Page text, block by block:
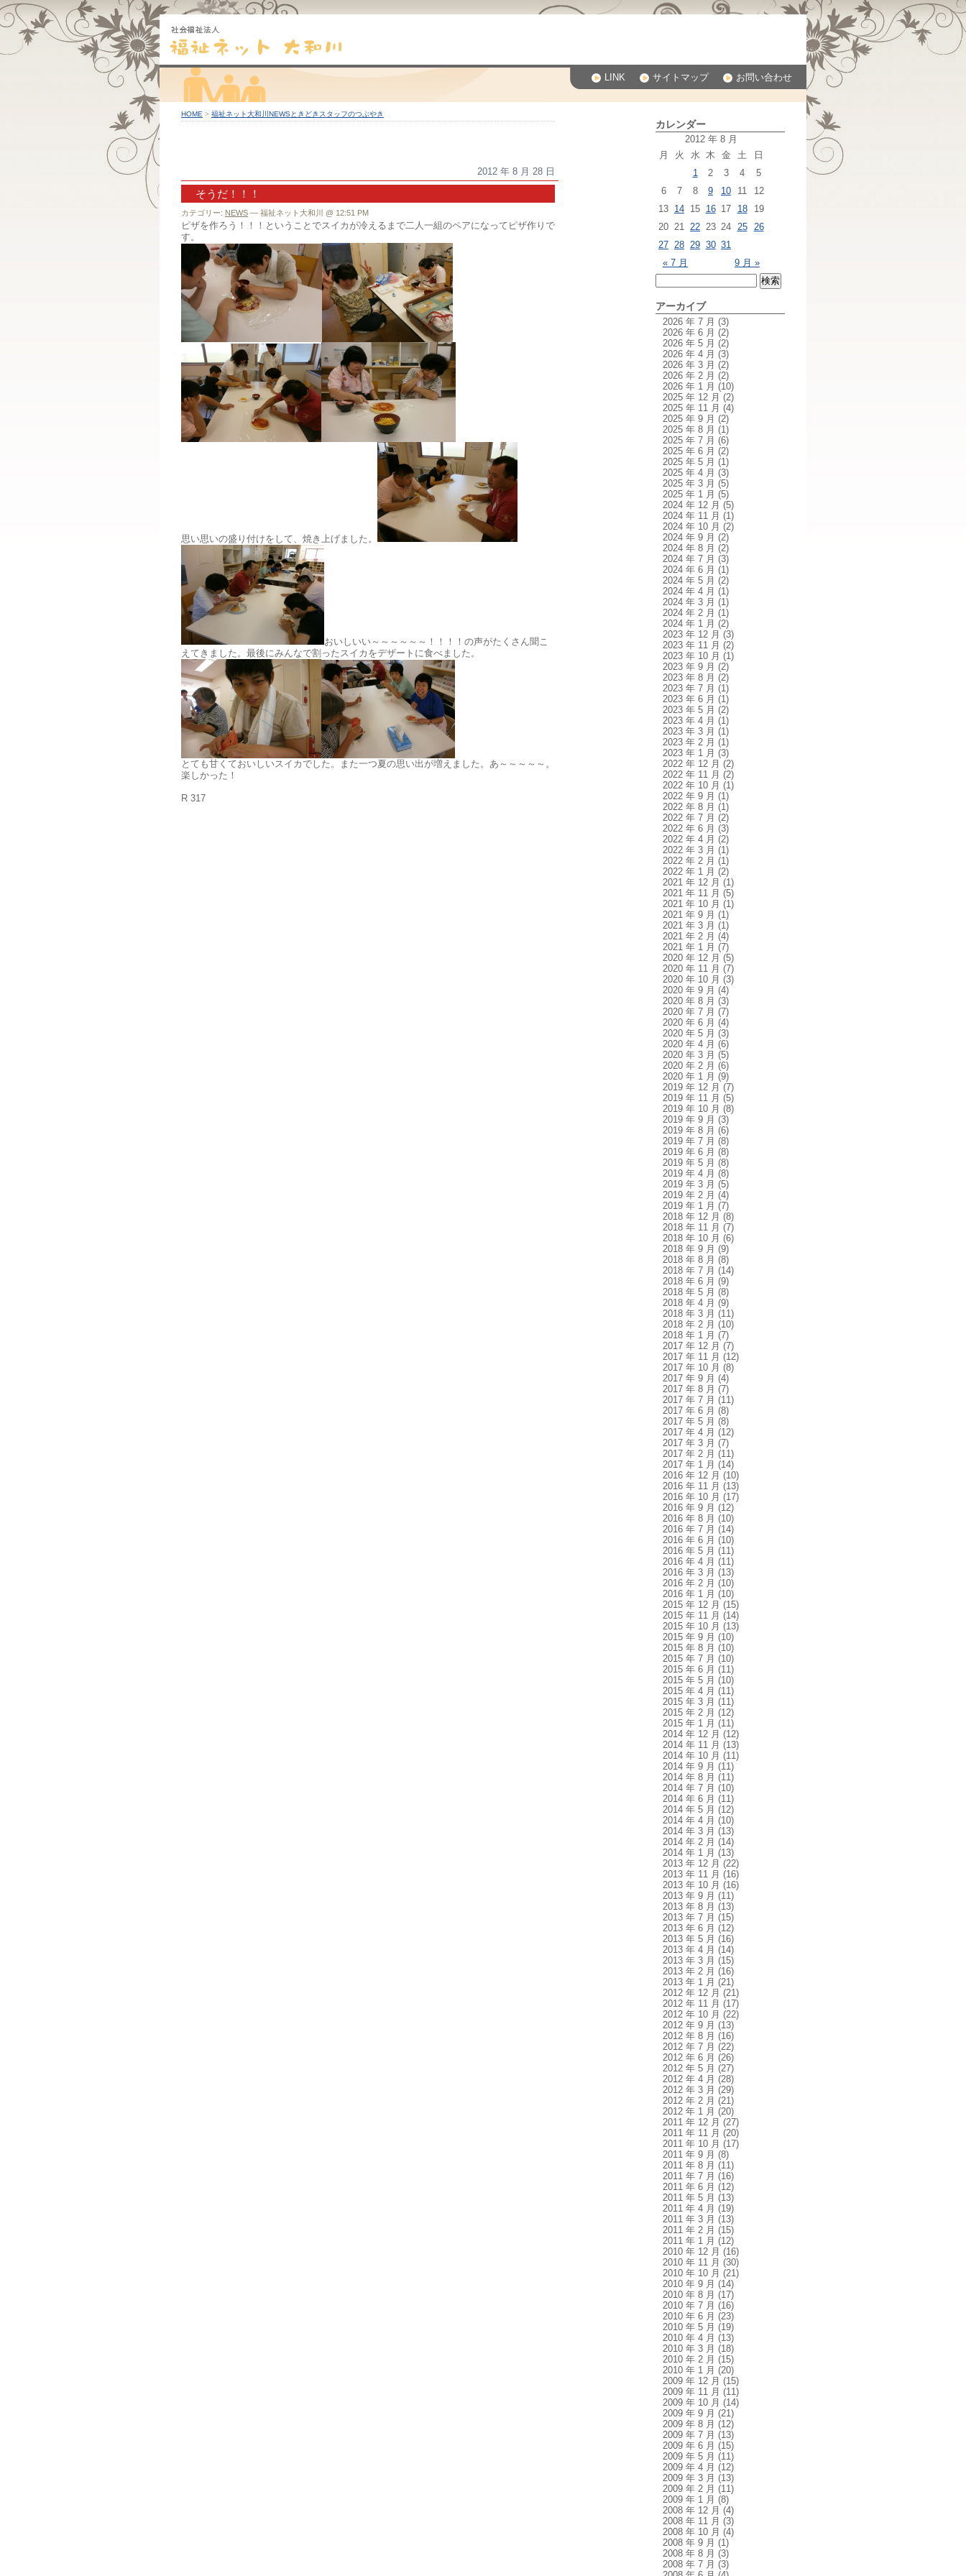
LINK サイトマップ お問い合わせ
HOME > 福祉ネット大和川NEWSときどきスタッフのつぶやき
2012 年 8 月 28 日
そうだ！！！
カテゴリー: NEWS — 福祉ネット大和川 @ 12:51 PM
ピザを作ろう！！！ということでスイカが冷えるまで二人一組のペアになってピザ作りで
す。
思い思いの盛り付けをして、焼き上げました。
おいしいい～～～～～～！！！！の声がたくさん聞こ
えてきました。最後にみんなで割ったスイカをデザートに食べました。
とても甘くておいしいスイカでした。また一つ夏の思い出が増えました。あ～～～～～。
楽しかった！
R 317
カレンダー
2012 年 8 月
月
火 水 木 金 土 日
« 7 月 9 月 »
1 2 3 4
5
6
7 8 9 10 11
12
13 14 15 16 17 18
19
20 21 22 23 24 25
26
27 28 29 30 31
アーカイブ
2026 年 7 月 (3)
2026 年 6 月 (2)
2026 年 5 月 (2)
2026 年 4 月 (3)
2026 年 3 月 (2)
2026 年 2 月 (2)
2026 年 1 月 (10)
2025 年 12 月 (2)
2025 年 11 月 (4)
2025 年 9 月 (2)
2025 年 8 月 (1)
2025 年 7 月 (6)
2025 年 6 月 (2)
2025 年 5 月 (1)
2025 年 4 月 (3)
2025 年 3 月 (5)
2025 年 1 月 (5)
2024 年 12 月 (5)
2024 年 11 月 (1)
2024 年 10 月 (2)
2024 年 9 月 (2)
2024 年 8 月 (2)
2024 年 7 月 (3)
2024 年 6 月 (1)
2024 年 5 月 (2)
2024 年 4 月 (1)
2024 年 3 月 (1)
2024 年 2 月 (1)
2024 年 1 月 (2)
2023 年 12 月 (3)
2023 年 11 月 (2)
2023 年 10 月 (1)
2023 年 9 月 (2)
2023 年 8 月 (2)
2023 年 7 月 (1)
2023 年 6 月 (1)
2023 年 5 月 (2)
2023 年 4 月 (1)
2023 年 3 月 (1)
2023 年 2 月 (1)
2023 年 1 月 (3)
2022 年 12 月 (2)
2022 年 11 月 (2)
2022 年 10 月 (1)
2022 年 9 月 (1)
2022 年 8 月 (1)
2022 年 7 月 (2)
2022 年 6 月 (3)
2022 年 4 月 (2)
2022 年 3 月 (1)
2022 年 2 月 (1)
2022 年 1 月 (2)
2021 年 12 月 (1)
2021 年 11 月 (5)
2021 年 10 月 (1)
2021 年 9 月 (1)
2021 年 3 月 (1)
2021 年 2 月 (4)
2021 年 1 月 (7)
2020 年 12 月 (5)
2020 年 11 月 (7)
2020 年 10 月 (3)
2020 年 9 月 (4)
2020 年 8 月 (3)
2020 年 7 月 (7)
2020 年 6 月 (4)
2020 年 5 月 (3)
2020 年 4 月 (6)
2020 年 3 月 (5)
2020 年 2 月 (6)
2020 年 1 月 (9)
2019 年 12 月 (7)
2019 年 11 月 (5)
2019 年 10 月 (8)
2019 年 9 月 (3)
2019 年 8 月 (6)
2019 年 7 月 (8)
2019 年 6 月 (8)
2019 年 5 月 (8)
2019 年 4 月 (8)
2019 年 3 月 (5)
2019 年 2 月 (4)
2019 年 1 月 (7)
2018 年 12 月 (8)
2018 年 11 月 (7)
2018 年 10 月 (6)
2018 年 9 月 (9)
2018 年 8 月 (8)
2018 年 7 月 (14)
2018 年 6 月 (9)
2018 年 5 月 (8)
2018 年 4 月 (9)
2018 年 3 月 (11)
2018 年 2 月 (10)
2018 年 1 月 (7)
2017 年 12 月 (7)
2017 年 11 月 (12)
2017 年 10 月 (8)
2017 年 9 月 (4)
2017 年 8 月 (7)
2017 年 7 月 (11)
2017 年 6 月 (8)
2017 年 5 月 (8)
2017 年 4 月 (12)
2017 年 3 月 (7)
2017 年 2 月 (11)
2017 年 1 月 (14)
2016 年 12 月 (10)
2016 年 11 月 (13)
2016 年 10 月 (17)
2016 年 9 月 (12)
2016 年 8 月 (10)
2016 年 7 月 (14)
2016 年 6 月 (10)
2016 年 5 月 (11)
2016 年 4 月 (11)
2016 年 3 月 (13)
2016 年 2 月 (10)
2016 年 1 月 (10)
2015 年 12 月 (15)
2015 年 11 月 (14)
2015 年 10 月 (13)
2015 年 9 月 (10)
2015 年 8 月 (10)
2015 年 7 月 (10)
2015 年 6 月 (11)
2015 年 5 月 (10)
2015 年 4 月 (11)
2015 年 3 月 (11)
2015 年 2 月 (12)
2015 年 1 月 (11)
2014 年 12 月 (12)
2014 年 11 月 (13)
2014 年 10 月 (11)
2014 年 9 月 (11)
2014 年 8 月 (11)
2014 年 7 月 (10)
2014 年 6 月 (11)
2014 年 5 月 (12)
2014 年 4 月 (10)
2014 年 3 月 (13)
2014 年 2 月 (14)
2014 年 1 月 (13)
2013 年 12 月 (22)
2013 年 11 月 (16)
2013 年 10 月 (16)
2013 年 9 月 (11)
2013 年 8 月 (13)
2013 年 7 月 (15)
2013 年 6 月 (12)
2013 年 5 月 (16)
2013 年 4 月 (14)
2013 年 3 月 (15)
2013 年 2 月 (16)
2013 年 1 月 (21)
2012 年 12 月 (21)
2012 年 11 月 (17)
2012 年 10 月 (22)
2012 年 9 月 (13)
2012 年 8 月 (16)
2012 年 7 月 (22)
2012 年 6 月 (26)
2012 年 5 月 (27)
2012 年 4 月 (28)
2012 年 3 月 (29)
2012 年 2 月 (21)
2012 年 1 月 (20)
2011 年 12 月 (27)
2011 年 11 月 (20)
2011 年 10 月 (17)
2011 年 9 月 (8)
2011 年 8 月 (11)
2011 年 7 月 (16)
2011 年 6 月 (12)
2011 年 5 月 (13)
2011 年 4 月 (19)
2011 年 3 月 (13)
2011 年 2 月 (15)
2011 年 1 月 (12)
2010 年 12 月 (16)
2010 年 11 月 (30)
2010 年 10 月 (21)
2010 年 9 月 (14)
2010 年 8 月 (17)
2010 年 7 月 (16)
2010 年 6 月 (23)
2010 年 5 月 (19)
2010 年 4 月 (13)
2010 年 3 月 (18)
2010 年 2 月 (15)
2010 年 1 月 (20)
2009 年 12 月 (15)
2009 年 11 月 (11)
2009 年 10 月 (14)
2009 年 9 月 (21)
2009 年 8 月 (12)
2009 年 7 月 (13)
2009 年 6 月 (15)
2009 年 5 月 (11)
2009 年 4 月 (12)
2009 年 3 月 (13)
2009 年 2 月 (11)
2009 年 1 月 (8)
2008 年 12 月 (4)
2008 年 11 月 (3)
2008 年 10 月 (4)
2008 年 9 月 (1)
2008 年 8 月 (3)
2008 年 7 月 (3)